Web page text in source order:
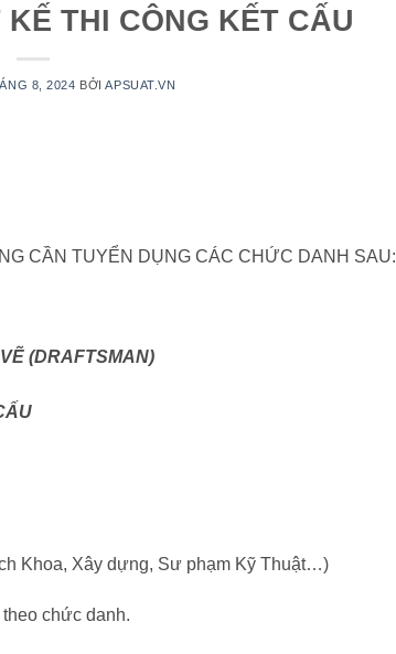
THI CÔNG KẾT CẤU
8, 2024 BỞIAPSUAT.VN
CẦN TUYỂN DỤNG CÁC CHỨC DANH SAU:
(DRAFTSMAN)
Khoa, Xây dựng, Sư phạm Kỹ Thuật…)
chức danh.